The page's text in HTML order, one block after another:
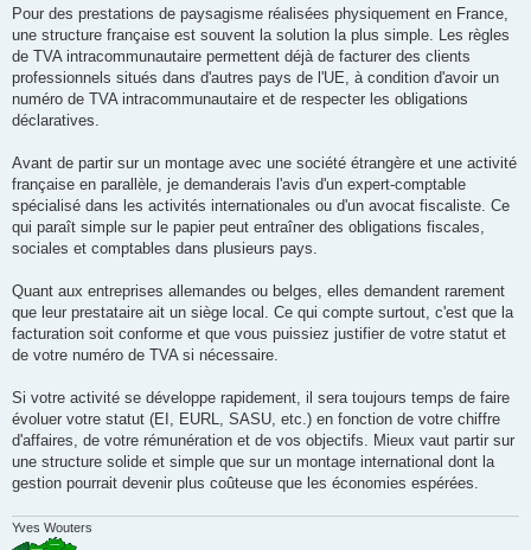
Pour des prestations de paysagisme réalisées physiquement en France,
une structure française est souvent la solution la plus simple. Les règles
de TVA intracommunautaire permettent déjà de facturer des clients
professionnels situés dans d'autres pays de l'UE, à condition d'avoir un
numéro de TVA intracommunautaire et de respecter les obligations
déclaratives.
Avant de partir sur un montage avec une société étrangère et une activité
française en parallèle, je demanderais l'avis d'un expert-comptable
spécialisé dans les activités internationales ou d'un avocat fiscaliste. Ce
qui paraît simple sur le papier peut entraîner des obligations fiscales,
sociales et comptables dans plusieurs pays.
Quant aux entreprises allemandes ou belges, elles demandent rarement
que leur prestataire ait un siège local. Ce qui compte surtout, c'est que la
facturation soit conforme et que vous puissiez justifier de votre statut et
de votre numéro de TVA si nécessaire.
Si votre activité se développe rapidement, il sera toujours temps de faire
évoluer votre statut (EI, EURL, SASU, etc.) en fonction de votre chiffre
d'affaires, de votre rémunération et de vos objectifs. Mieux vaut partir sur
une structure solide et simple que sur un montage international dont la
gestion pourrait devenir plus coûteuse que les économies espérées.
Yves Wouters